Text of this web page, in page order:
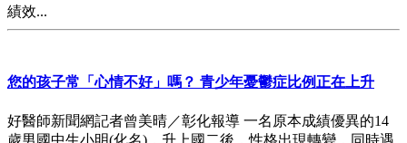
績效...
您的孩子常「心情不好」嗎？ 青少年憂鬱症比例正在上升
好醫師新聞網記者曾美晴／彰化報導 一名原本成績優異的14
歲男國中生小明(化名)，升上國二後，性格出現轉變，同時遇